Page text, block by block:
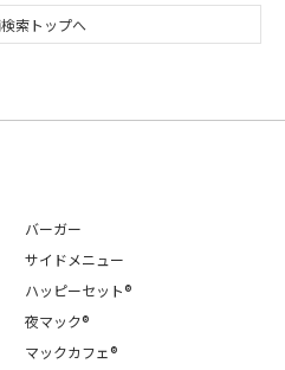
索トップへ
バーガー
サイドメニュー
ハッピーセット®
夜マック®
マックカフェ®